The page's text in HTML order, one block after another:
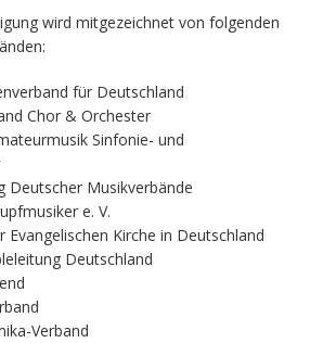
wird mitgezeichnet von folgenden
für Deutschland
Chor & Orchester
Sinfonie- und
Deutscher Musikverbände
e. V.
Evangelischen Kirche in Deutschland
Deutschland
Verband